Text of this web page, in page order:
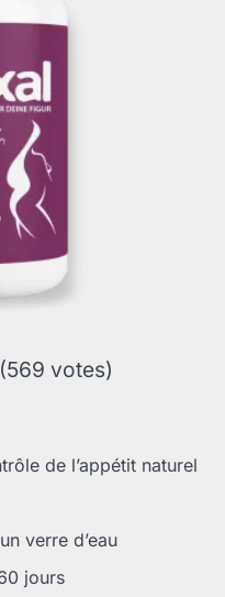
votes)
de l’appétit naturel
verre d’eau
jours